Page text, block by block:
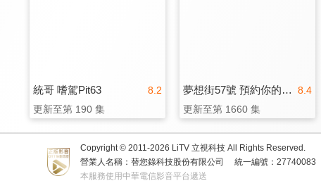
8.2
統哥 嗜駕Pit63
更新至第 190 集
8.4
夢想街57號 預約你的夢想
更新至第 1660 集
Copyright © 2011-2026 LiTV 立視科技 All Rights Reserved.
營業人名稱：替您錄科技股份有限公司
統一編號：27740083
本服務使用中華電信影音平台遞送